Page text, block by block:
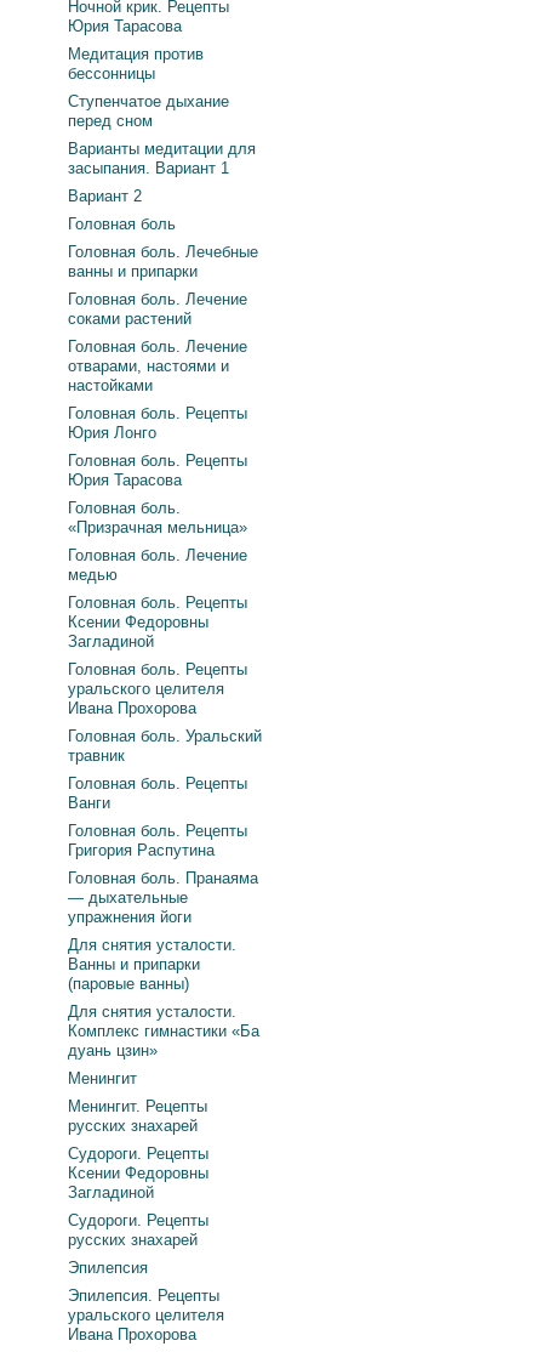
Ночной крик. Рецепты
Юрия Тарасова
Медитация против
бессонницы
Ступенчатое дыхание
перед сном
Варианты медитации для
засыпания. Вариант 1
Вариант 2
Головная боль
Головная боль. Лечебные
ванны и припарки
Головная боль. Лечение
соками растений
Головная боль. Лечение
отварами, настоями и
настойками
Головная боль. Рецепты
Юрия Лонго
Головная боль. Рецепты
Юрия Тарасова
Головная боль.
«Призрачная мельница»
Головная боль. Лечение
медью
Головная боль. Рецепты
Ксении Федоровны
Загладиной
Головная боль. Рецепты
уральского целителя
Ивана Прохорова
Головная боль. Уральский
травник
Головная боль. Рецепты
Ванги
Головная боль. Рецепты
Григория Распутина
Головная боль. Пранаяма
— дыхательные
упражнения йоги
Для снятия усталости.
Ванны и припарки
(паровые ванны)
Для снятия усталости.
Комплекс гимнастики «Ба
дуань цзин»
Менингит
Менингит. Рецепты
русских знахарей
Судороги. Рецепты
Ксении Федоровны
Загладиной
Судороги. Рецепты
русских знахарей
Эпилепсия
Эпилепсия. Рецепты
уральского целителя
Ивана Прохорова